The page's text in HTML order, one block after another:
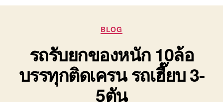
(บริษัท
พาณิชย์
บริการ
รถยก
รถ
รับจ้าง
ใน
Categories
BLOG
รถรับยกของหนัก 10ล้อ
บรรทุกติดเครน รถเฮี๊ยบ 3-
5ตัน